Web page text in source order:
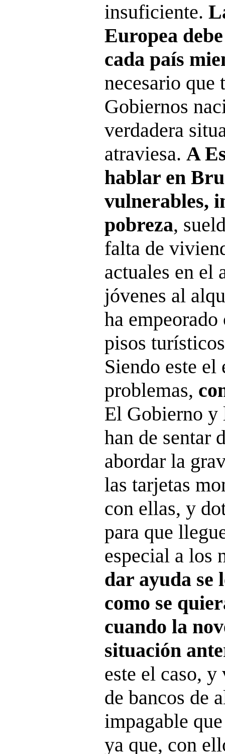
insuficiente.
Europea
cada país
necesario que
Gobiernos
verdadera
atraviesa. A
hablar en
vulnerables,
pobreza,
falta de
actuales en el
jóvenes al
ha
pisos
Siendo este el
problemas,
El Gobierno y
han de sentar
abordar la
las tarjetas
con ellas, y
para que
especial a los
dar ayuda se
como se
cuando la
situación
este el caso,
de bancos de
impagable
ya que, con